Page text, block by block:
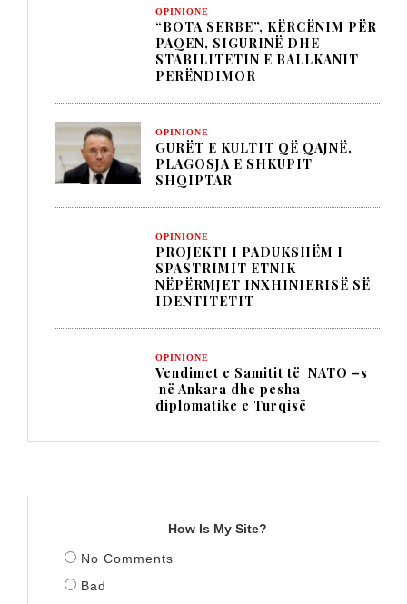
OPINIONE
“BOTA SERBE”, KËRCËNIM PËR
PAQEN, SIGURINË DHE
STABILITETIN E BALLKANIT
PERËNDIMOR
OPINIONE
GURËT E KULTIT QË QAJNË,
PLAGOSJA E SHKUPIT
SHQIPTAR
OPINIONE
PROJEKTI I PADUKSHËM I
SPASTRIMIT ETNIK
NËPËRMJET INXHINIERISË SË
IDENTITETIT
OPINIONE
Vendimet e Samitit të NATO –s
në Ankara dhe pesha
diplomatike e Turqisë
How Is My Site?
No Comments
Bad